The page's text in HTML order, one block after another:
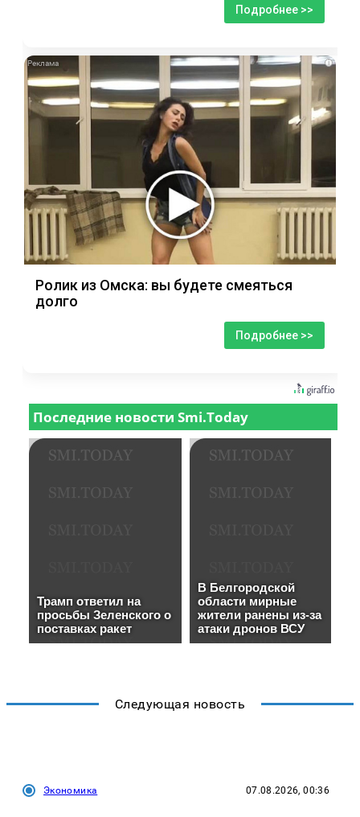
Подробнее >>
i
Ролик из Омска: вы будете смеяться
долго
Подробнее >>
Следующая новость
Экономика 07.08.2026, 00:36